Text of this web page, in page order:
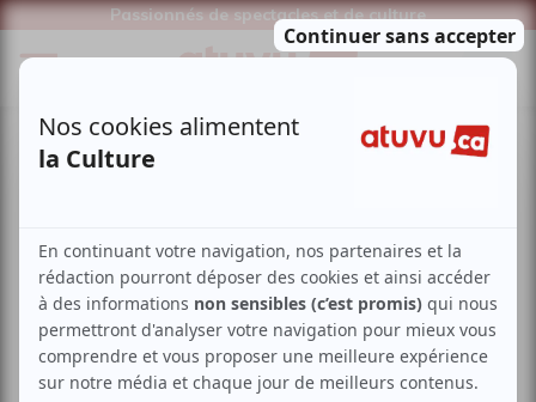
Passionnés de spectacles et de culture